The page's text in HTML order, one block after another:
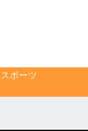
スポーツ